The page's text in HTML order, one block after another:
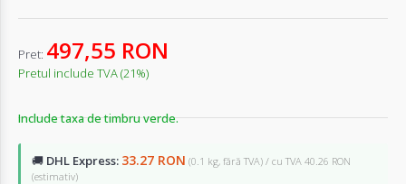
Pret: 497,55 RON
Pretul include TVA (21%)
Include taxa de timbru verde.
🚚 DHL Express: 33.27 RON (0.1 kg, fără TVA) / cu TVA 40.26 RON
(estimativ)